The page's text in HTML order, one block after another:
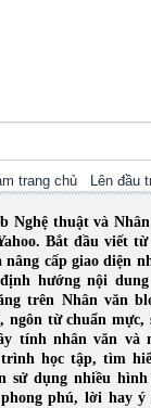
trang chủ Lên đầu
Nghệ thuật và
Bắt đầu viết
cấp giao diện
hướng nội
trên Nhân văn
từ chuẩn mực,
tính nhân văn và
học tập, tìm
sử dụng nhiều
phú, lời hay